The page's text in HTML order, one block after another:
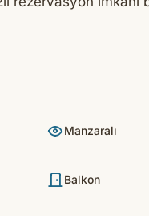
Manzaralı
Balkon